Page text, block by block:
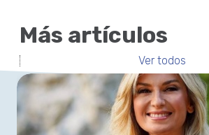
Más artículos
Ver todos